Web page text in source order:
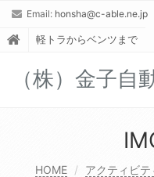
Email: honsha@c-able.ne.jp
軽トラからベンツまで
（株）金子自
HOME アクティビテ